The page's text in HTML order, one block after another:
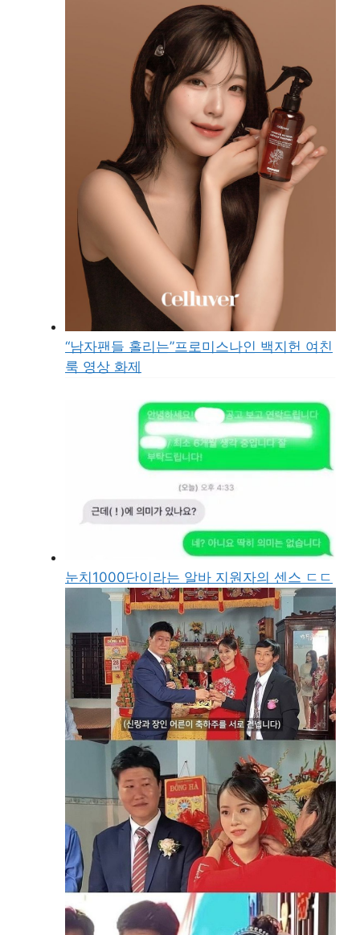
“남자팬들 홀리는”프로미스나인 백지헌 여친
룩 영상 화제
눈치1000단이라는 알바 지원자의 센스 ㄷㄷ